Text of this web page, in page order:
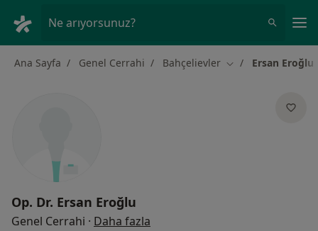
Ne arıyorsunuz?
Ana Sayfa Genel Cerrahi Bahçelievler Şehir değiştir
Ersan Eroğlu
Op. Dr. Ersan Eroğlu
Genel Cerrahi · Daha fazla